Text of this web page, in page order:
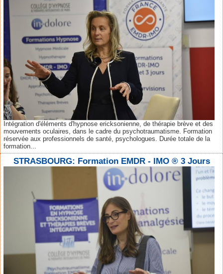
Intégration d'éléments d'hypnose ericksonienne, de thérapie brève et des
mouvements oculaires, dans le cadre du psychotraumatisme. Formation
réservée aux professionnels de santé, psychologues. Durée totale de la
formation...
STRASBOURG: Formation EMDR - IMO ® 3 Jours